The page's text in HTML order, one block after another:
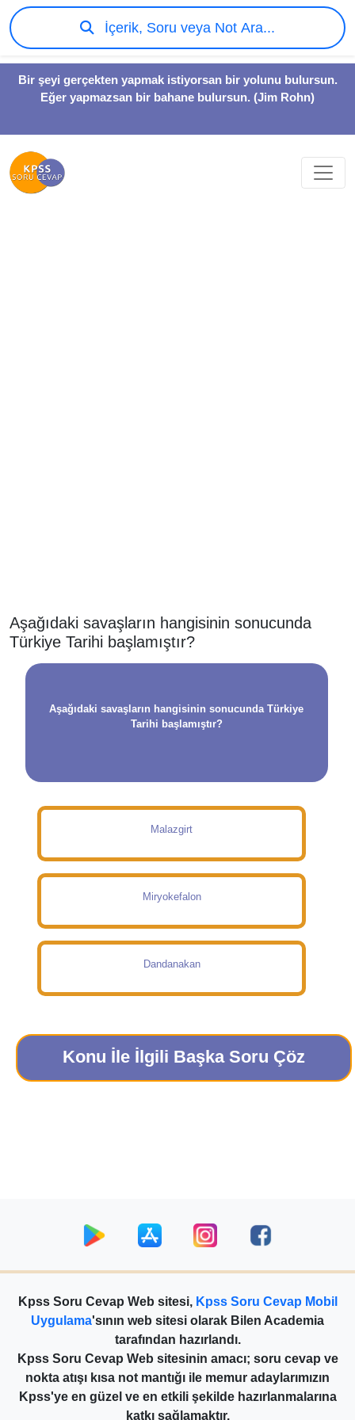
Bir şeyi gerçekten yapmak istiyorsan bir yolunu bulursun.
Eğer yapmazsan bir bahane bulursun. (Jim Rohn)
İçerik, Soru veya Not Ara...
Aşağıdaki savaşların hangisinin sonucunda
Türkiye Tarihi başlamıştır?
Aşağıdaki savaşların hangisinin sonucunda Türkiye
Tarihi başlamıştır?
Malazgirt
Miryokefalon
Dandanakan
Konu İle İlgili Başka Soru Çöz
Kpss Soru Cevap Web sitesi, Kpss Soru Cevap Mobil
Uygulama'sının web sitesi olarak Bilen Academia
tarafından hazırlandı.
Kpss Soru Cevap Web sitesinin amacı; soru cevap ve
nokta atışı kısa not mantığı ile memur adaylarımızın
Kpss'ye en güzel ve en etkili şekilde hazırlanmalarına
katkı sağlamaktır.